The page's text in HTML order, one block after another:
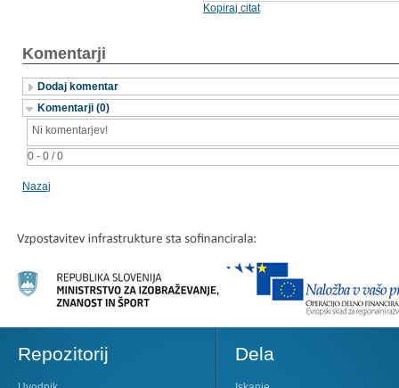
Kopiraj citat
Komentarji
Dodaj komentar
Komentarji (0)
0 - 0 / 0
Ni komentarjev!
Nazaj
Repozitorij Dela